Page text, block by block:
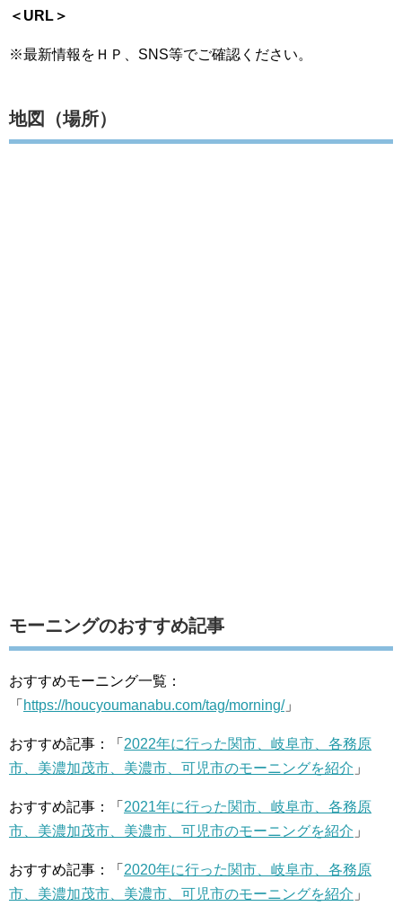
＜URL＞
※最新情報をＨＰ、SNS等でご確認ください。
地図（場所）
モーニングのおすすめ記事
おすすめモーニング一覧：
「 https://houcyoumanabu.com/tag/morning/」
おすすめ記事：「 2022年に行った関市、岐阜市、各務原
市、美濃加茂市、美濃市、可児市のモーニングを紹介 」
おすすめ記事：「 2021年に行った関市、岐阜市、各務原
市、美濃加茂市、美濃市、可児市のモーニングを紹介 」
おすすめ記事：「 2020年に行った関市、岐阜市、各務原
市、美濃加茂市、美濃市、可児市のモーニングを紹介 」